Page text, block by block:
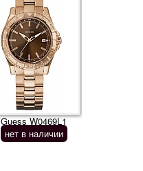
Guess W0469L1
нет в наличии